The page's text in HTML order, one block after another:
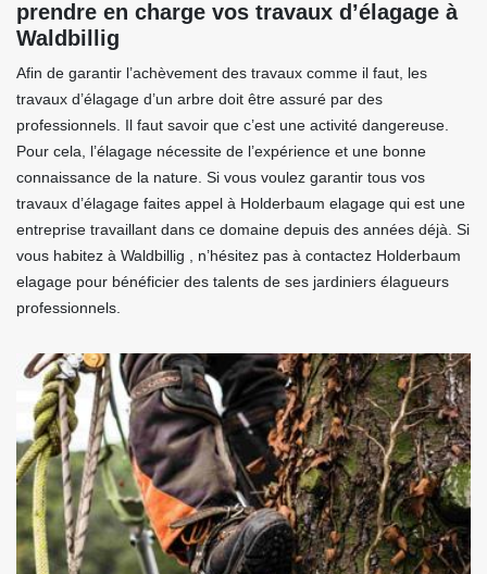
prendre en charge vos travaux d’élagage à
Waldbillig
Afin de garantir l’achèvement des travaux comme il faut, les
travaux d’élagage d’un arbre doit être assuré par des
professionnels. Il faut savoir que c’est une activité dangereuse.
Pour cela, l’élagage nécessite de l’expérience et une bonne
connaissance de la nature. Si vous voulez garantir tous vos
travaux d’élagage faites appel à Holderbaum elagage qui est une
entreprise travaillant dans ce domaine depuis des années déjà. Si
vous habitez à Waldbillig , n’hésitez pas à contactez Holderbaum
elagage pour bénéficier des talents de ses jardiniers élagueurs
professionnels.